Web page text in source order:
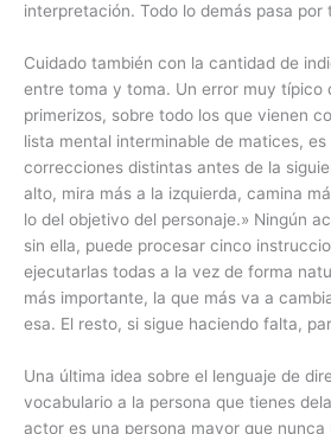
interpretación. Todo lo demás pasa por
Cuidado también con la cantidad de
entre toma y toma. Un error muy típico
primerizos, sobre todo los que vienen
lista mental interminable de matices,
correcciones distintas antes de la
alto, mira más a la izquierda, camina
lo del objetivo del personaje.» Ningún
sin ella, puede procesar cinco
ejecutarlas todas a la vez de forma
más importante, la que más va a
esa. El resto, si sigue haciendo falta,
Una última idea sobre el lenguaje de
vocabulario a la persona que tienes
actor es una persona mayor que nunca